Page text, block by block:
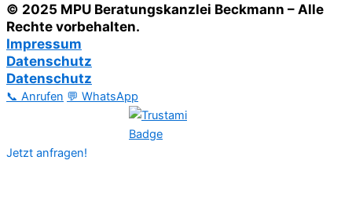
© 2025 MPU Beratungskanzlei Beckmann – Alle
Rechte vorbehalten.
Impressum
Datenschutz
Datenschutz
📞 Anrufen 💬 WhatsApp
Jetzt anfragen!